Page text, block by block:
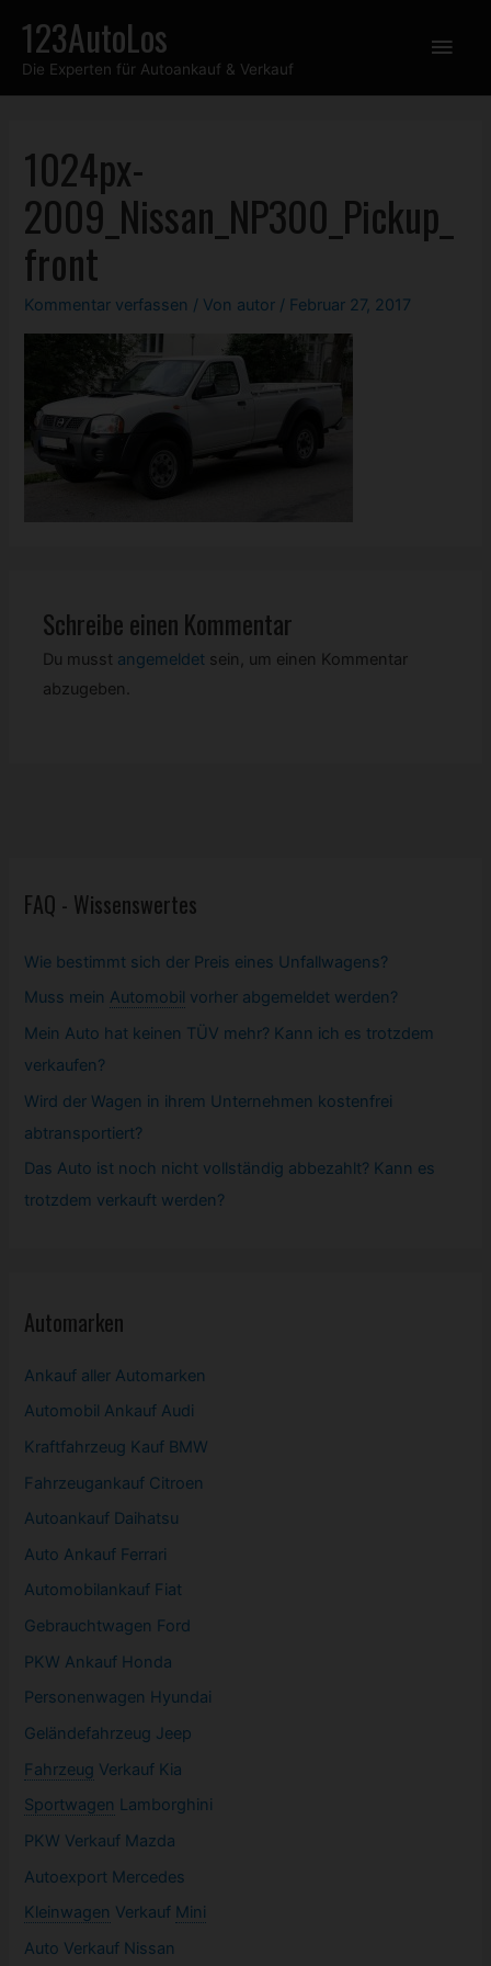
Inhalt
springen
123AutoLos
Die Experten für Autoankauf & Verkauf
1024px-
2009_Nissan_NP300_Pickup_
front
Kommentar verfassen / Von autor / Februar 27, 2017
Schreibe einen Kommentar
Du musst angemeldet sein, um einen Kommentar
abzugeben.
FAQ - Wissenswertes
Wie bestimmt sich der Preis eines Unfallwagens?
Muss mein Automobil vorher abgemeldet werden?
Mein Auto hat keinen TÜV mehr? Kann ich es trotzdem
verkaufen?
Wird der Wagen in ihrem Unternehmen kostenfrei
abtransportiert?
Das Auto ist noch nicht vollständig abbezahlt? Kann es
trotzdem verkauft werden?
Automarken
Ankauf aller Automarken
Automobil Ankauf Audi
Kraftfahrzeug Kauf BMW
Fahrzeugankauf Citroen
Autoankauf Daihatsu
Auto Ankauf Ferrari
Automobilankauf Fiat
Gebrauchtwagen Ford
PKW Ankauf Honda
Personenwagen Hyundai
Geländefahrzeug Jeep
Fahrzeug Verkauf Kia
Sportwagen Lamborghini
PKW Verkauf Mazda
Autoexport Mercedes
Kleinwagen Verkauf Mini
Auto Verkauf Nissan